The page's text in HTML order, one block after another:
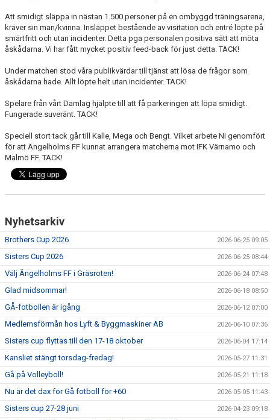
Att smidigt släppa in nästan 1.500 personer på en ombyggd träningsarena,
kräver sin man/kvinna. Insläppet bestående av visitation och entré löpte på
smärtfritt och utan incidenter. Detta pga personalen positiva sätt att möta
åskådarna. Vi har fått mycket positiv feed-back för just detta. TACK!
Under matchen stod våra publikvärdar till tjänst att lösa de frågor som
åskådarna hade. Allt löpte helt utan incidenter. TACK!
Spelare från vårt Damlag hjälpte till att få parkeringen att löpa smidigt.
Fungerade suveränt. TACK!
Speciell stort tack går till Kalle, Mega och Bengt. Vilket arbete NI genomfört
för att Ängelholms FF kunnat arrangera matcherna mot IFK Värnamo och
Malmö FF. TACK!
Nyhetsarkiv
Brothers Cup 2026 2026-06-25 09:05
Sisters Cup 2026 2026-06-25 08:44
Välj Ängelholms FF i Gräsroten! 2026-06-24 07:48
Glad midsommar! 2026-06-18 08:50
GÅ-fotbollen är igång 2026-06-12 07:00
Medlemsförmån hos Lyft & Byggmaskiner AB 2026-06-10 07:36
Sisters cup flyttas till den 17-18 oktober 2026-06-04 17:14
Kansliet stängt torsdag-fredag! 2026-05-27 11:31
Gå på Volleyboll! 2026-05-21 11:18
Nu är det dax för Gå fotboll för +60 2026-05-05 11:43
Sisters cup 27-28 juni 2026-04-23 09:18